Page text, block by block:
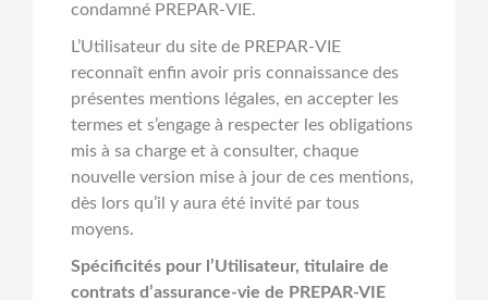
condamné PREPAR-VIE.
L’Utilisateur du site de PREPAR-VIE
reconnaît enfin avoir pris connaissance des
présentes mentions légales, en accepter les
termes et s’engage à respecter les obligations
mis à sa charge et à consulter, chaque
nouvelle version mise à jour de ces mentions,
dès lors qu’il y aura été invité par tous
moyens.
Spécificités pour l’Utilisateur, titulaire de
contrats d’assurance-vie de PREPAR-VIE